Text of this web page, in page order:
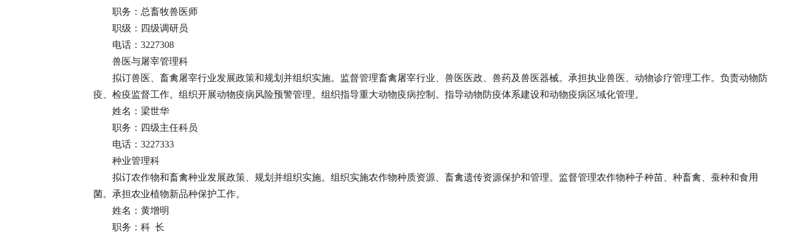
职务：总畜牧兽医师
职级：四级调研员
电话：3227308
兽医与屠宰管理科
拟订兽医、畜禽屠宰行业发展政策和规划并组织实施。监督管理畜禽屠宰行业、兽医医政、兽药及兽医器械。承担执业兽医、动物诊疗管理工作。负责动物防
疫、检疫监督工作。组织开展动物疫病风险预警管理。组织指导重大动物疫病控制。指导动物防疫体系建设和动物疫病区域化管理。
姓名：梁世华
职务：四级主任科员
电话：3227333
种业管理科
拟订农作物和畜禽种业发展政策、规划并组织实施。组织实施农作物种质资源、畜禽遗传资源保护和管理。监督管理农作物种子种苗、种畜禽、蚕种和食用
菌。承担农业植物新品种保护工作。
姓名：黄增明
职务：科 长